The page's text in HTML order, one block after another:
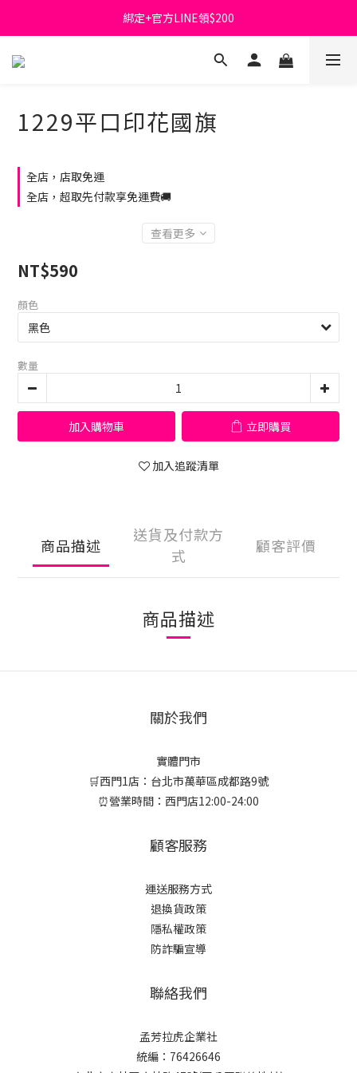
首購免運費🚚
綁定+官方LINE領$200
出清特價_買一送一
1229平口印花國旗
全店，店取免運
全店，超取先付款享免運費🚚
查看更多
NT$590
顏色
數量
加入購物車 立即購買
加入追蹤清單
商品描述
送貨及付款方
式
顧客評價
商品描述
關於我們
實體門市
🛒西門1店：台北市萬華區成都路9號
⏰營業時間：西門店12:00-24:00
顧客服務
運送服務方式
退換貨政策
隱私權政策
防詐騙宣導
聯絡我們
孟芳拉虎企業社
統編：76426646